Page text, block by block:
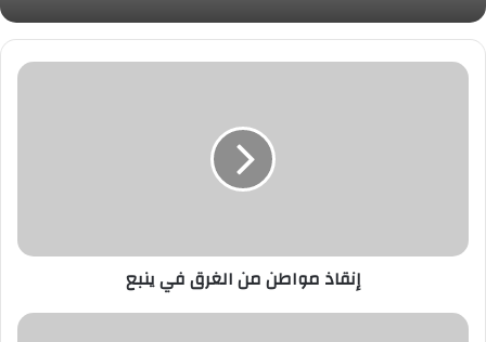
إنقاذ
إنقاذ مواطن من الغرق في ينبع
"الجمعة"..